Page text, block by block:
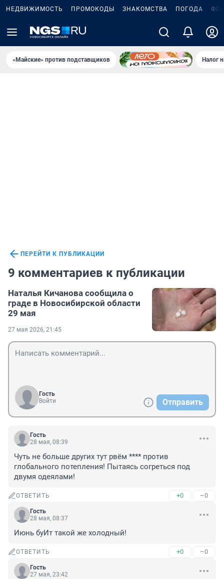
НЕДВИЖИМОСТЬ ПРОМОКОДЫ ЗНАКОМСТВА ПОГОДА
«Майские» против подставщиков Налог
ПЕРЕЙТИ К ПУБЛИКАЦИИ
9 комментариев к публикации
Наталья Кичанова сообщила о
граде в Новосибирской области
29 мая
27 мая 2026, 21:45
Гость
Войти
Отправить
Гость
28 мая, 08:39
Чуть не больше других тут рвём **** против
глобального потепления! Пытаясь согреться под
двумя одеялами!
ОТВЕТИТЬ +0 –0
Гость
28 мая, 08:37
Июнь буИт такой же холодный!
ОТВЕТИТЬ +0 –0
Гость
27 мая, 23:42